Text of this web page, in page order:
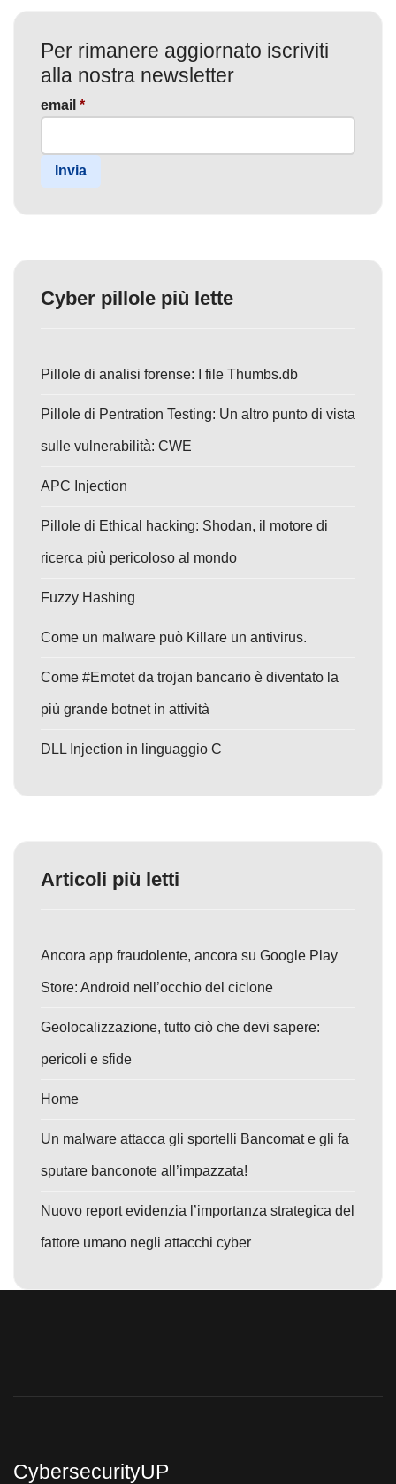
Per rimanere aggiornato iscriviti
alla nostra newsletter
email *
Invia
Cyber pillole più lette
Pillole di analisi forense: I file Thumbs.db
Pillole di Pentration Testing: Un altro punto di vista
sulle vulnerabilità: CWE
APC Injection
Pillole di Ethical hacking: Shodan, il motore di
ricerca più pericoloso al mondo
Fuzzy Hashing
Come un malware può Killare un antivirus.
Come #Emotet da trojan bancario è diventato la
più grande botnet in attività
DLL Injection in linguaggio C
Articoli più letti
Ancora app fraudolente, ancora su Google Play
Store: Android nell’occhio del ciclone
Geolocalizzazione, tutto ciò che devi sapere:
pericoli e sfide
Home
Un malware attacca gli sportelli Bancomat e gli fa
sputare banconote all’impazzata!
Nuovo report evidenzia l’importanza strategica del
fattore umano negli attacchi cyber
CybersecurityUP